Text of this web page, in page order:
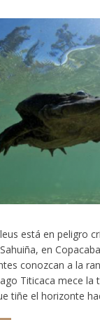
está en peligro
en
conozcan a la
Titicaca mece
tiñe el horizonte